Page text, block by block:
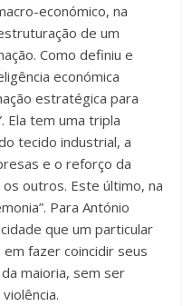
económico, na
de um
Como definiu e
económica
estratégica para
Ela tem uma tripla
tecido industrial, a
e o reforço da
outros. Este último, na
Para António
que um particular
fazer coincidir seus
maioria, sem ser